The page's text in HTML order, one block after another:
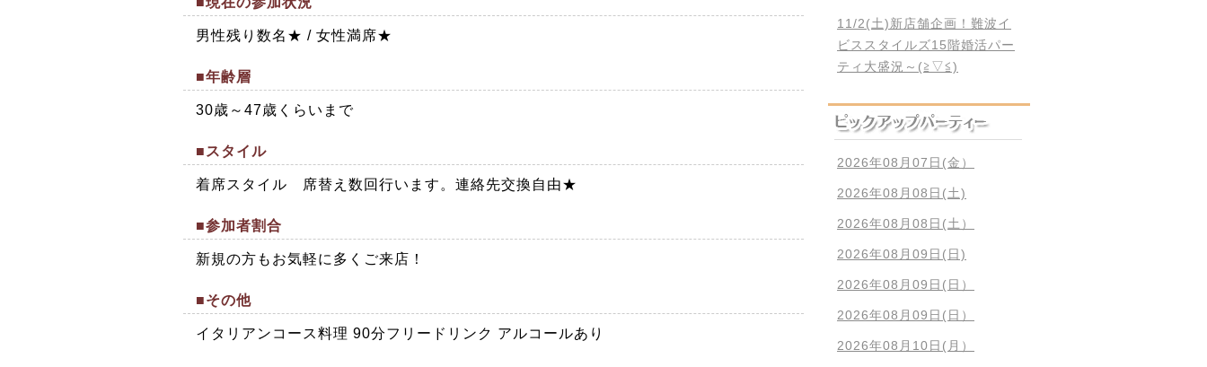
男性残り数名★ / 女性満席★
■年齢層
30歳～47歳くらいまで
■スタイル
着席スタイル 席替え数回行います。連絡先交換自由★
■参加者割合
新規の方もお気軽に多くご来店！
■その他
イタリアンコース料理 90分フリードリンク アルコールあり
11/2(土)新店舗企画！難波イ
ビススタイルズ15階婚活パー
ティ大盛況～(≧▽≦)
2026年08月07日(金）
2026年08月08日(土)
2026年08月08日(土）
2026年08月09日(日)
2026年08月09日(日）
2026年08月09日(日）
2026年08月10日(月）